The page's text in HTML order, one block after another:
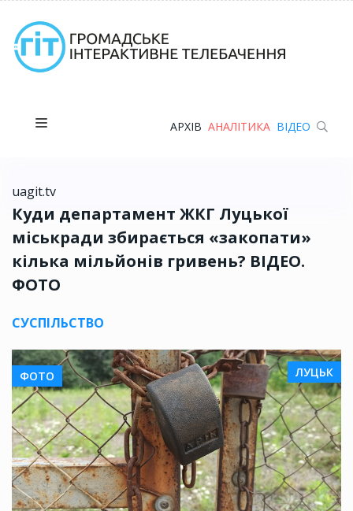
АРХІВ АНАЛІТИКА ВІДЕО
uagit.tv
Куди департамент ЖКГ Луцької
міськради збирається «закопати»
кілька мільйонів гривень? ВІДЕО.
ФОТО
СУСПІЛЬСТВО
ФОТО ЛУЦЬК